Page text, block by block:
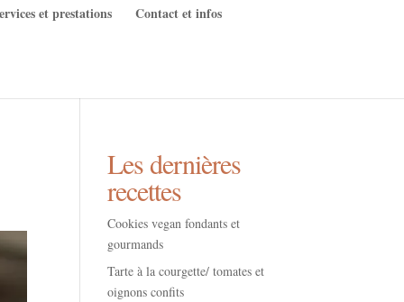
et prestations Contact et infos
Les dernières
recettes
Cookies vegan fondants et
gourmands
Tarte à la courgette/ tomates et
oignons confits